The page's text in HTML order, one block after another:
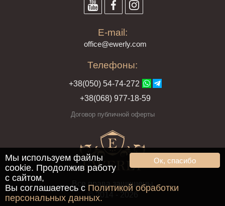
E-mail:
office@ewerly.com
Телефоны:
+38(050) 54-74-272
+38(068) 977-18-59
Договор публичной оферты
Все права защищены
© 2014 - 2026
Ок, спасибо
Мы используем файлы
cookie. Продолжив работу
с сайтом,
Вы соглашаетесь с Политикой обработки
персональных данных.